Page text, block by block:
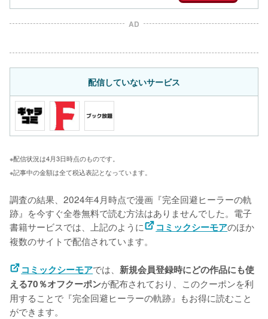
AD
配信していないサービス
※配信状況は4月3日時点のものです。
※記事中の金額は全て税込表記となっています。
調査の結果、2024年4月時点で漫画『完全回避ヒーラーの軌
跡』を今すぐ全巻無料で読む方法はありませんでした。電子
書籍サービスでは、上記のように
コミックシーモアのほか
複数のサイトで配信されています。
コミックシーモアでは、 新規会員登録時にどの作品にも使
える70％オフクーポンが配布されており、このクーポンを利
用することで『完全回避ヒーラーの軌跡』もお得に読むこと
ができます。